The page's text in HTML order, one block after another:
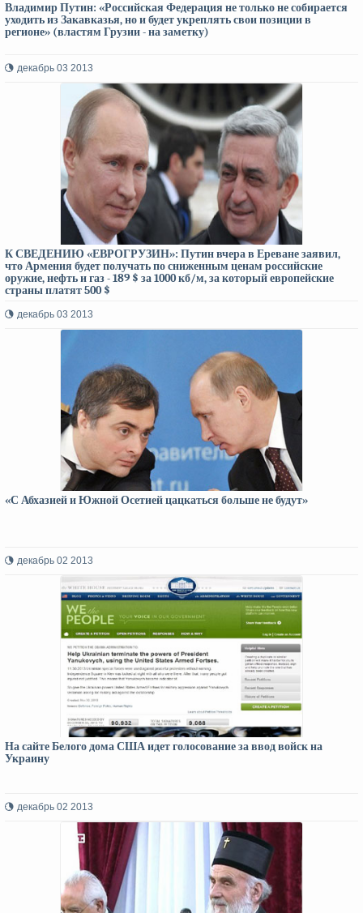
Владимир Путин: «Российская Федерация не только не собирается
уходить из Закавказья, но и будет укреплять свои позиции в
регионе» (властям Грузии - на заметку)
декабрь 03 2013
К СВЕДЕНИЮ «ЕВРОГРУЗИН»: Путин вчера в Ереване заявил,
что Армения будет получать по сниженным ценам российские
оружие, нефть и газ - 189 $ за 1000 кб/м, за который европейские
страны платят 500 $
декабрь 03 2013
«С Абхазией и Южной Осетией цацкаться больше не будут»
декабрь 02 2013
На сайте Белого дома США идет голосование за ввод войск на
Украину
декабрь 02 2013